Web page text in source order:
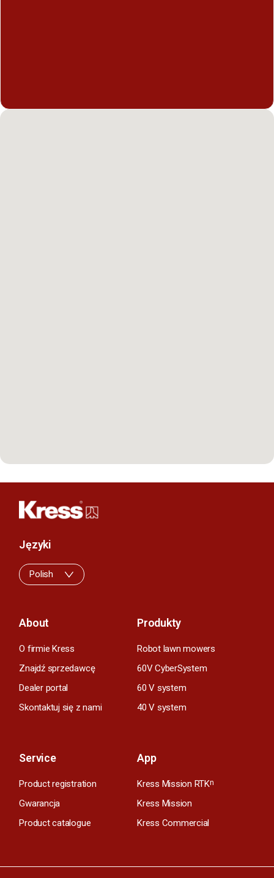
About
O firmie Kress
Znajdź sprzedawcę
Dealer portal
Skontaktuj się z nami
Produkty
Robot lawn mowers
60V CyberSystem
60 V system
40 V system
Service
Product registration
Gwarancja
Product catalogue
App
Kress Mission RTKn
Kress Mission
Kress Commercial
Języki
Polish